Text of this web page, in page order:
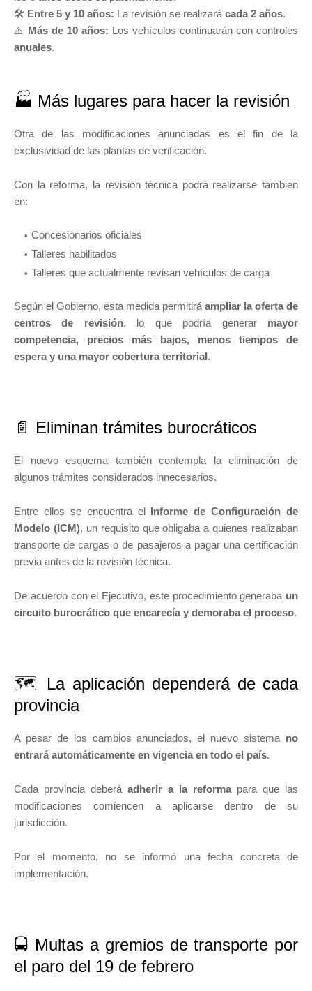
🛠️ Entre 5 y 10 años: La revisión se realizará cada 2 años.
⚠️ Más de 10 años: Los vehículos continuarán con controles
anuales.
🏭 Más lugares para hacer la revisión
Otra de las modificaciones anunciadas es el fin de la
exclusividad de las plantas de verificación.
Con la reforma, la revisión técnica podrá realizarse también
en:
Concesionarios oficiales
Talleres habilitados
Talleres que actualmente revisan vehículos de carga
Según el Gobierno, esta medida permitirá ampliar la oferta de
centros de revisión, lo que podría generar mayor
competencia, precios más bajos, menos tiempos de
espera y una mayor cobertura territorial.
📄 Eliminan trámites burocráticos
El nuevo esquema también contempla la eliminación de
algunos trámites considerados innecesarios.
Entre ellos se encuentra el Informe de Configuración de
Modelo (ICM), un requisito que obligaba a quienes realizaban
transporte de cargas o de pasajeros a pagar una certificación
previa antes de la revisión técnica.
De acuerdo con el Ejecutivo, este procedimiento generaba un
circuito burocrático que encarecía y demoraba el proceso.
🗺️ La aplicación dependerá de cada
provincia
A pesar de los cambios anunciados, el nuevo sistema no
entrará automáticamente en vigencia en todo el país.
Cada provincia deberá adherir a la reforma para que las
modificaciones comiencen a aplicarse dentro de su
jurisdicción.
Por el momento, no se informó una fecha concreta de
implementación.
🚍 Multas a gremios de transporte por
el paro del 19 de febrero